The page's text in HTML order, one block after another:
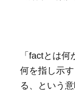
「factとは何
何を指し示
る、という